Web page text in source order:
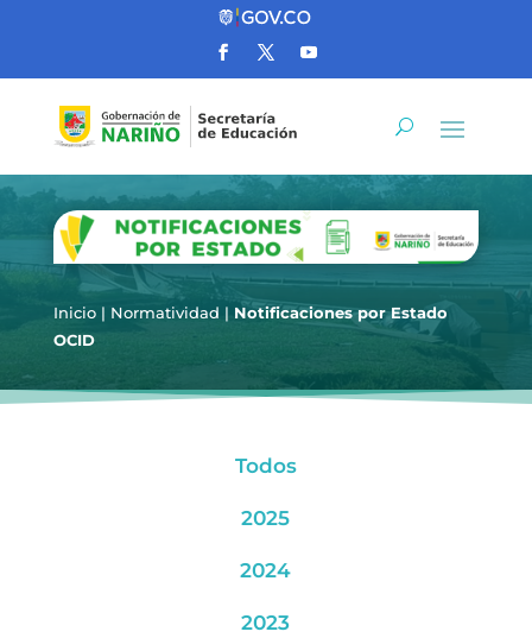
Inicio| Normatividad | Notificaciones por Estado
OCID
Todos
2025
2024
2023